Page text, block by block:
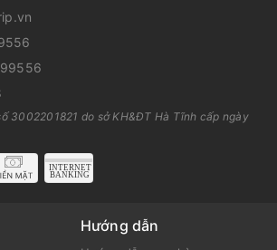
3002201821 do sở KH&ĐT Hà Tĩnh cấp ngày
Hướng dẫn